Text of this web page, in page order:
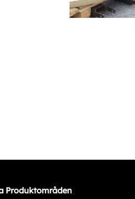
Produktområden